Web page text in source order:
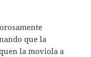
que la
la moviola a